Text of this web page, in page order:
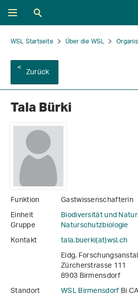
WSL Startseite Über die WSL
Zurück
Tala Bürki
Funktion
Gastwissenschafterin
Einheit
Biodiversität und
Gruppe
Naturschutzbiologie
Kontakt
tala.buerki(at)wsl.ch
Eidg.
Zürcherstrasse 111
8903 Birmensdorf
Standort
WSL BirmensdorfBi